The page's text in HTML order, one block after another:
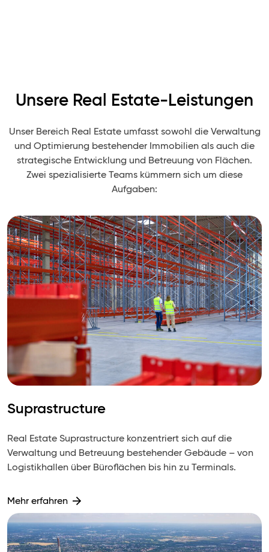
Unsere Real Estate-Leistungen
Unser Bereich Real Estate umfasst sowohl die Verwaltung
und Optimierung bestehender Immobilien als auch die
strategische Entwicklung und Betreuung von Flächen.
Zwei spezialisierte Teams kümmern sich um diese
Aufgaben:
Suprastructure
Real Estate Suprastructure konzentriert sich auf die
Verwaltung und Betreuung bestehender Gebäude – von
Logistikhallen über Büroflächen bis hin zu Terminals.
Mehr erfahren